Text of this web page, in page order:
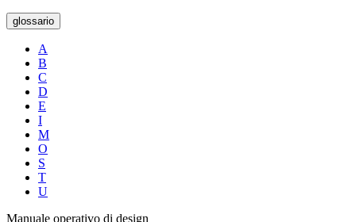
glossario
A
B
C
D
E
I
M
O
S
T
U
Manuale operativo di design